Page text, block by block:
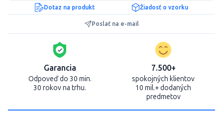
Dotaz na produkt Žiadosť o vzorku
Poslať na e-mail
Garancia
Odpoveď do 30 min.
30 rokov na trhu.
7.500+
spokojných klientov
10 mil.+ dodaných
predmetov